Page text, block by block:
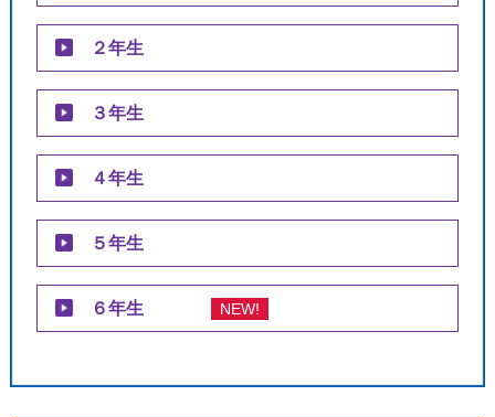
２年生
３年生
４年生
５年生
６年生 NEW!